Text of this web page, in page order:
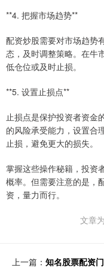
**4. 把握市场趋势**
配资炒股需要对市场趋势
态，及时调整策略。在牛
低仓位或及时止损。
**5. 设置止损点**
止损点是保护投资者资金
的风险承受能力，设置合
止损，避免更大的损失。
掌握这些操作秘籍，投资
概率。但需要注意的是，
资，量力而行。
文章
上一篇： 知名股票配资